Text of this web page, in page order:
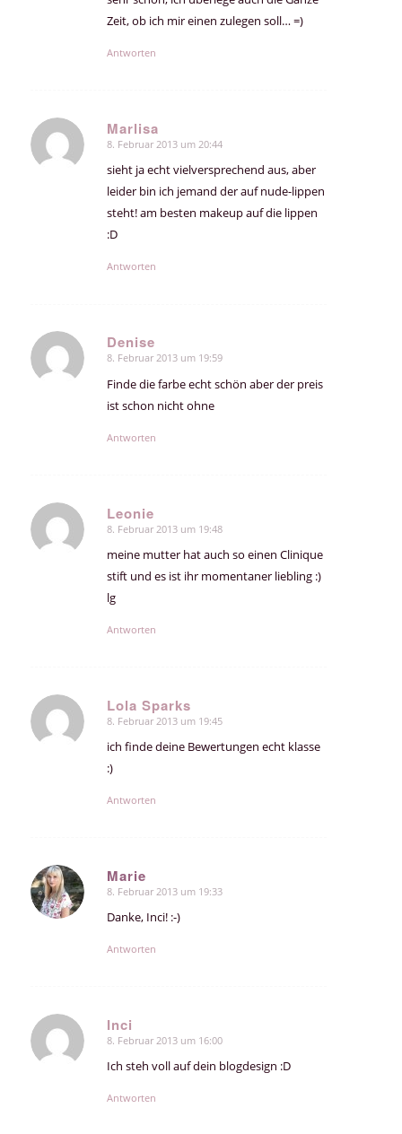
Zeit, ob ich mir einen zulegen soll… =)
Antworten
Marlisa
sagte:
8. Februar 2013 um 20:44
sieht ja echt vielversprechend aus, aber
leider bin ich jemand der auf nude-lippen
steht! am besten makeup auf die lippen
:D
Antworten
Denise
sagte:
8. Februar 2013 um 19:59
Finde die farbe echt schön aber der preis
ist schon nicht ohne
Antworten
Leonie
sagte:
8. Februar 2013 um 19:48
meine mutter hat auch so einen Clinique
stift und es ist ihr momentaner liebling :)
lg
Antworten
Lola Sparks
sagte:
8. Februar 2013 um 19:45
ich finde deine Bewertungen echt klasse
:)
Antworten
Marie
sagte:
8. Februar 2013 um 19:33
Danke, Inci! :-)
Antworten
Inci
sagte:
8. Februar 2013 um 16:00
Ich steh voll auf dein blogdesign :D
Antworten